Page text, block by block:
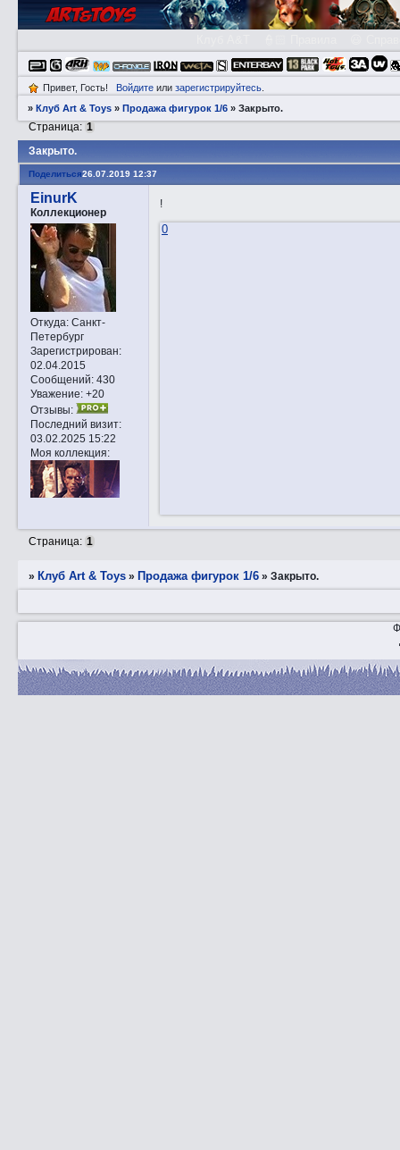
Привет, Гость! Войдитеили зарегистрируйтесь.
»Клуб Art & Toys »Продажа фигурок 1/6 »Закрытo.
Закрытo.
Страница: 1
Поделиться26.07.2019 12:37
EinurK
Коллекционер
Откуда:Санкт-
Петербург
Зарегистрирован:
02.04.2015
Сообщений:430
Уважение: +20
Отзывы:
Последний визит:
03.02.2025 15:22
Моя коллекция:
!
0
Страница: 1
» Клуб Art & Toys » Продажа фигурок 1/6 »Закрытo.